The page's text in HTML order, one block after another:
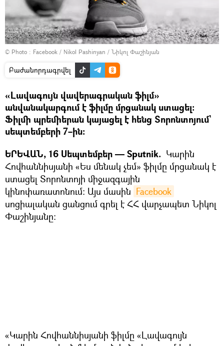
© Photo : Facebook / Nikol Pashinyan / Նիկոլ Փաշինյան
Բաժանորդագրվել
«Լավագույն վավերագրական ֆիլմ»
անվանակարգում է ֆիլմը մրցանակ ստացել։
Ֆիլմի պրեմիերան կայացել է հենց Տորոնտոյում`
սեպտեմբերի 7–ին։
ԵՐԵՎԱՆ, 16 Սեպտեմբեր — Sputnik. Կարին
Հովհաննիսյանի «Ես մենակ չեմ» ֆիլմը մրցանակ է
ստացել Տորոնտոյի միջազգային
կինոփառատոնում: Այս մասին Facebook
սոցիալական ցանցում գրել է ՀՀ վարչապետ Նիկոլ
Փաշինյանը։
«Կարին Հովհաննիսյանի ֆիլմը «Լավագույն